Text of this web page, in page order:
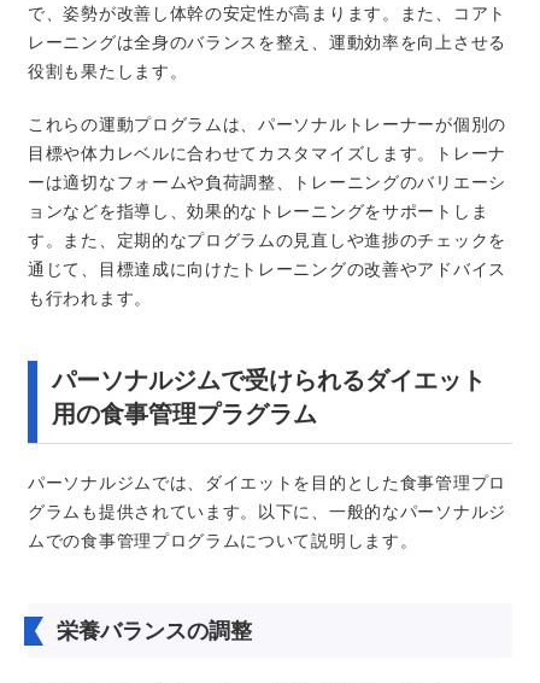
で、姿勢が改善し体幹の安定性が高まります。また、コアト
レーニングは全身のバランスを整え、運動効率を向上させる
役割も果たします。
これらの運動プログラムは、パーソナルトレーナーが個別の
目標や体力レベルに合わせてカスタマイズします。トレーナ
ーは適切なフォームや負荷調整、トレーニングのバリエーシ
ョンなどを指導し、効果的なトレーニングをサポートしま
す。また、定期的なプログラムの見直しや進捗のチェックを
通じて、目標達成に向けたトレーニングの改善やアドバイス
も行われます。
パーソナルジムで受けられるダイエット
用の食事管理プラグラム
パーソナルジムでは、ダイエットを目的とした食事管理プロ
グラムも提供されています。以下に、一般的なパーソナルジ
ムでの食事管理プログラムについて説明します。
栄養バランスの調整